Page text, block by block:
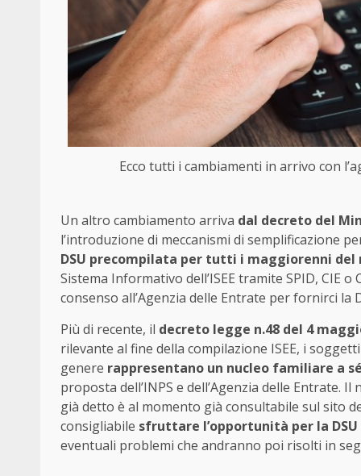
Ecco tutti i cambiamenti in arrivo con
Un altro cambiamento arriva dal decreto del
l’introduzione di meccanismi di semplificazione
DSU precompilata per tutti i maggiorenni
Sistema Informativo dell’ISEE tramite SPID, CIE
consenso all’Agenzia delle Entrate per fornirci la
Più di recente, il decreto legge n.48 del 4
rilevante al fine della compilazione ISEE, i
genere rappresentano un nucleo familiare a
proposta dell’INPS e dell’Agenzia delle Entrate.
già detto è al momento già consultabile sul sito
consigliabile sfruttare l’opportunità per la
eventuali problemi che andranno poi risolti in